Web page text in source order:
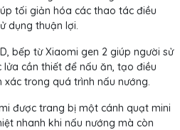
tối giản hóa các thao tác điều
dụng thuận lợi.
bếp từ Xiaomi gen 2 giúp người sử
cần thiết để nấu ăn, tạo điều
trong quá trình nấu nướng.
được trang bị một cánh quạt mini
nhanh khi nấu nướng mà còn